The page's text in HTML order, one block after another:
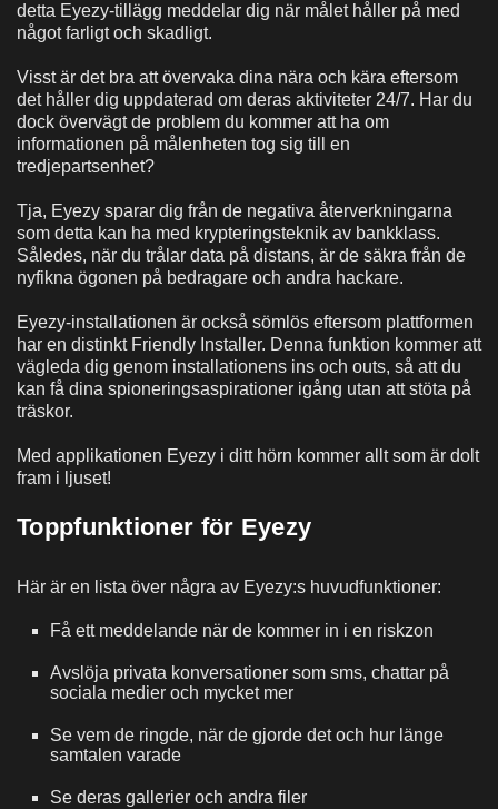
detta Eyezy-tillägg meddelar dig när målet håller på med
något farligt och skadligt.
Visst är det bra att övervaka dina nära och kära eftersom
det håller dig uppdaterad om deras aktiviteter 24/7. Har du
dock övervägt de problem du kommer att ha om
informationen på målenheten tog sig till en
tredjepartsenhet?
Tja, Eyezy sparar dig från de negativa återverkningarna
som detta kan ha med krypteringsteknik av bankklass.
Således, när du trålar data på distans, är de säkra från de
nyfikna ögonen på bedragare och andra hackare.
Eyezy-installationen är också sömlös eftersom plattformen
har en distinkt Friendly Installer. Denna funktion kommer att
vägleda dig genom installationens ins och outs, så att du
kan få dina spioneringsaspirationer igång utan att stöta på
träskor.
Med applikationen Eyezy i ditt hörn kommer allt som är dolt
fram i ljuset!
Toppfunktioner för Eyezy
Här är en lista över några av Eyezy:s huvudfunktioner:
Få ett meddelande när de kommer in i en riskzon
Avslöja privata konversationer som sms, chattar på
sociala medier och mycket mer
Se vem de ringde, när de gjorde det och hur länge
samtalen varade
Se deras gallerier och andra filer